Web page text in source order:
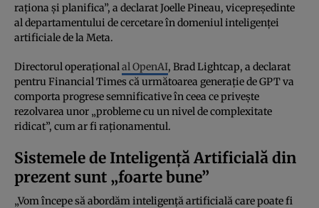
raţiona şi planifica”, a declarat Joelle Pineau, vicepreşedinte
al departamentului de cercetare în domeniul inteligenţei
artificiale de la Meta.
Directorul operaţionalal OpenAI, Brad Lightcap, a declarat
pentru Financial Times că următoarea generaţie de GPT va
comporta progrese semnificative în ceea ce priveşte
rezolvarea unor „probleme cu un nivel de complexitate
ridicat”, cum ar fi raţionamentul.
Sistemele de Inteligenţă Artificială din
prezent sunt „foarte bune”
„Vom începe să abordăm inteligenţă artificială care poate fi